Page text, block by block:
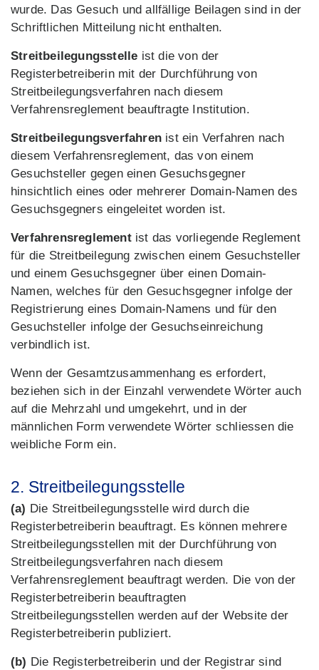
wurde. Das Gesuch und allfällige Beilagen sind in der
Schriftlichen Mitteilung nicht enthalten.
Streitbeilegungsstelle ist die von der
Registerbetreiberin mit der Durchführung von
Streitbeilegungsverfahren nach diesem
Verfahrensreglement beauftragte Institution.
Streitbeilegungsverfahren ist ein Verfahren nach
diesem Verfahrensreglement, das von einem
Gesuchsteller gegen einen Gesuchsgegner
hinsichtlich eines oder mehrerer Domain-Namen des
Gesuchsgegners eingeleitet worden ist.
Verfahrensreglementist das vorliegende Reglement
für die Streitbeilegung zwischen einem Gesuchsteller
und einem Gesuchsgegner über einen Domain-
Namen, welches für den Gesuchsgegner infolge der
Registrierung eines Domain-Namens und für den
Gesuchsteller infolge der Gesuchseinreichung
verbindlich ist.
Wenn der Gesamtzusammenhang es erfordert,
beziehen sich in der Einzahl verwendete Wörter auch
auf die Mehrzahl und umgekehrt, und in der
männlichen Form verwendete Wörter schliessen die
weibliche Form ein.
2. Streitbeilegungsstelle
(a) Die Streitbeilegungsstelle wird durch die
Registerbetreiberin beauftragt. Es können mehrere
Streitbeilegungsstellen mit der Durchführung von
Streitbeilegungsverfahren nach diesem
Verfahrensreglement beauftragt werden. Die von der
Registerbetreiberin beauftragten
Streitbeilegungsstellen werden auf der Website der
Registerbetreiberin publiziert.
(b) Die Registerbetreiberin und der Registrar sind